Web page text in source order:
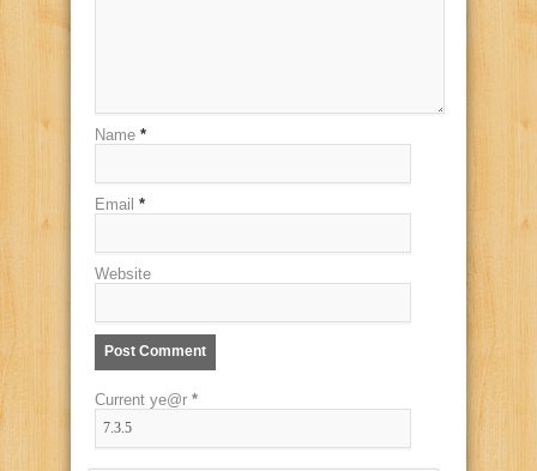
Name *
Email *
Website
Current ye@r *